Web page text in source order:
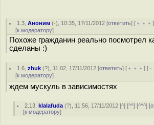
1.3 ,Аноним (-), 10:35, 17/11/2012 [ответить] [ ﹢﹢﹢
[к модератору]
Похоже гражданин реально посмотрел
сделаны :)
1.6 ,zhuk (?), 11:02, 17/11/2012 [ответить] [ ﹢﹢﹢] [ ·
[к модератору]
ждем мускуль в зависимостях
2.13 ,klalafuda (?), 11:56, 17/11/2012 [^] [^^] [^^^] [
[к модератору]